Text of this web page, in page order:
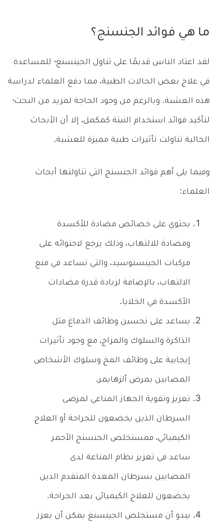
ما هي فوائد الجنسنج؟
لقد اعتاد الناس قديمًا على تناول الجينسنغ؛ للمساعدة
في علاج بعض الحالات الطبية، مما دفع العلماء لدراسة
هذه العشبة. وبالرغم من وجود الحاجة لمزيد من البحث؛
لتأكيد فوائد استخدام النبتة كمكمل، إلا أن الأبحاث
الحالية تناولت تأثيرات طبية مميزة للعشبة.
وفيما يلي أهم فوائد الجنسنج التي تناولتها أبحاث
العلماء:
يحتوي على خصائص مضادة للأكسدة
ومضادة للالتهاب، وذلك يرجع لاحتوائه على
مركبات الجينسنوسيد، والتي تساعد في منع
الالتهاب، بالإضافة لزيادة قدرة مضادات
الأكسدة في الخلايا.
يساعد على تحسين وظائف الدماغ مثل
الذاكرة والسلوك والمزاج، مع وجود تأثيرات
إيجابية على وظائف المخ وسلوك الأشخاص
المصابين بمرض ألزهايمر.
تعزيز وتقوية الجهاز المناعي لمرضى
السرطان الذين يخضعون للجراحة أو العلاج
الكيميائي، فمستخلص الجنسنج الأحمر
ساعد في تعزيز نظام المناعة لدى
المصابين بسرطان المعدة المتقدم الذين
يخضعون للعلاج الكيميائي بعد الجراحة.
يبدو أن مستخلص الجينسنغ يمكن أن يعزز